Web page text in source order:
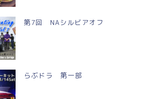
第7回 NAシルビアオフ
らぶドラ 第一部